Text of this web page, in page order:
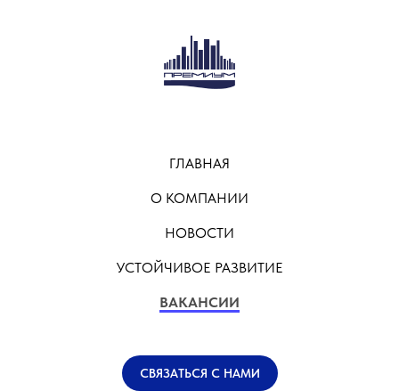
ГЛАВНАЯ
О КОМПАНИИ
НОВОСТИ
УСТОЙЧИВОЕ РАЗВИТИЕ
ВАКАНСИИ
СВЯЗАТЬСЯ С НАМИ